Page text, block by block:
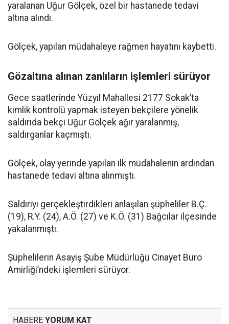
yaralanan Uğur Gölçek, özel bir hastanede tedavi
altına alındı.
Gölçek, yapılan müdahaleye rağmen hayatını kaybetti.
Gözaltına alınan zanlıların işlemleri sürüyor
Gece saatlerinde Yüzyıl Mahallesi 2177 Sokak’ta
kimlik kontrolü yapmak isteyen bekçilere yönelik
saldırıda bekçi Uğur Gölçek ağır yaralanmış,
saldırganlar kaçmıştı.
Gölçek, olay yerinde yapılan ilk müdahalenin ardından
hastanede tedavi altına alınmıştı.
Saldırıyı gerçekleştirdikleri anlaşılan şüpheliler B.Ç.
(19), R.Y. (24), A.Ö. (27) ve K.Ö. (31) Bağcılar ilçesinde
yakalanmıştı.
Şüphelilerin Asayiş Şube Müdürlüğü Cinayet Büro
Amirliği’ndeki işlemleri sürüyor.
HABERE YORUM KAT